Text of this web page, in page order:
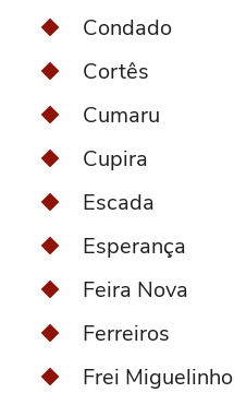
Condado
Cortês
Cumaru
Cupira
Escada
Esperança
Feira Nova
Ferreiros
Frei Miguelinho